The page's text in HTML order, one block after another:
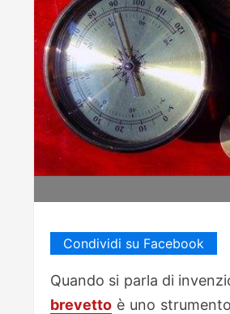
Condividi su Facebook
Quando si parla di
brevetto è uno